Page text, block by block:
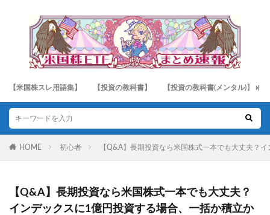
【米国株スレ用語集】 【投資の教科書】 【投資の教科書(メンタル)】
HOME 初心者 【Q&A】長期投資なら米国株式一本でも大丈夫？
【Q&A】長期投資なら米国株式一本でも大丈夫？
インデックスに1億円投資する場合、一括か積立か